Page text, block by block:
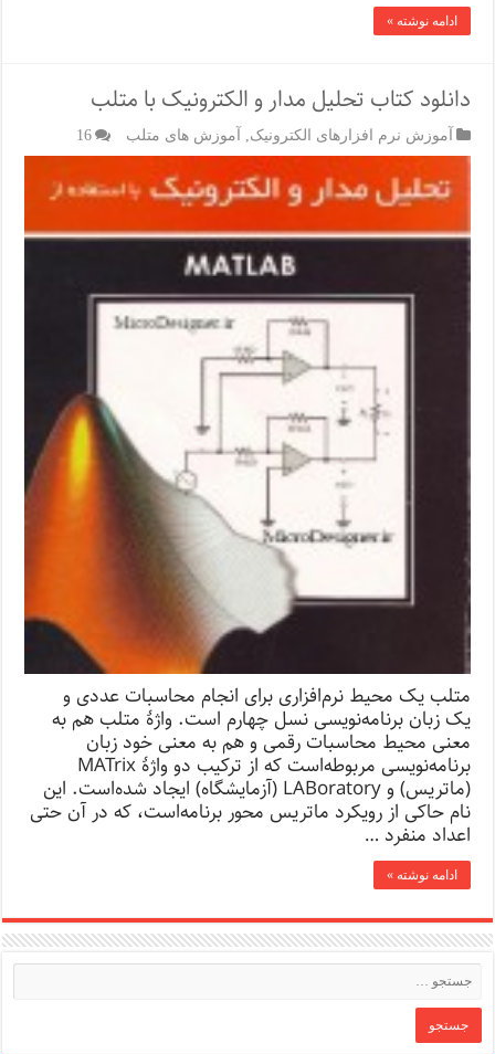
ادامه نوشته »
دانلود کتاب تحلیل مدار و الکترونیک با متلب
آموزش نرم افزارهای الکترونیک, آموزش های متلب 16
متلب یک محیط نرم‌افزاری برای انجام محاسبات عددی و
یک زبان برنامه‌نویسی نسل چهارم است. واژهٔ متلب هم به
معنی محیط محاسبات رقمی و هم به معنی خود زبان
برنامه‌نویسی مربوطه‌است که از ترکیب دو واژهٔ MATrix
(ماتریس) و LABoratory (آزمایشگاه) ایجاد شده‌است. این
نام حاکی از رویکرد ماتریس محور برنامه‌است، که در آن حتی
اعداد منفرد …
ادامه نوشته »